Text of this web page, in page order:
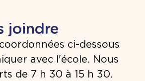
joindre
ci-dessous
avec l'école. Nous
de 7 h 30 à 15 h 30.